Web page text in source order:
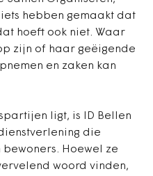
hebben gemaakt dat
hoeft ook niet. Waar
zijn of haar geëigende
en zaken kan
ligt, is ID Bellen
die
Hoewel ze
woord vinden,